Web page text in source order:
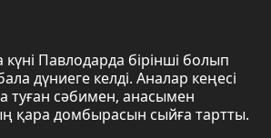
Павлодарда бірінші болып
дүниеге келді. Аналар кеңесі
туған сәбимен, анасымен
қара домбырасын сыйға тартты.